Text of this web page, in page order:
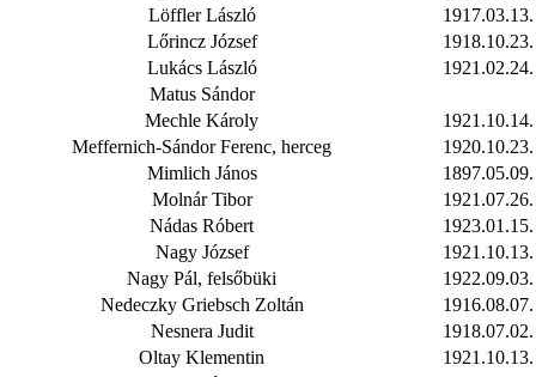
Löffler László
1917.03.13.
Lőrincz József
1918.10.23.
Lukács László
1921.02.24.
Matus Sándor
Mechle Károly
1921.10.14.
Meffernich-Sándor Ferenc, herceg
1920.10.23.
Mimlich János
1897.05.09.
Molnár Tibor
1921.07.26.
Nádas Róbert
1923.01.15.
Nagy József
1921.10.13.
Nagy Pál, felsőbüki
1922.09.03.
Nedeczky Griebsch Zoltán
1916.08.07.
Nesnera Judit
1918.07.02.
Oltay Klementin
1921.10.13.